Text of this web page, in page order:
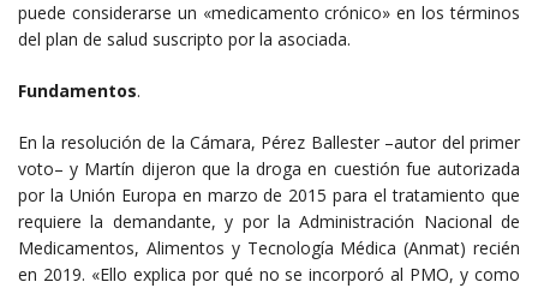
puede considerarse un «medicamento crónico» en los términos
del plan de salud suscripto por la asociada.
Fundamentos.
En la resolución de la Cámara, Pérez Ballester –autor del primer
voto– y Martín dijeron que la droga en cuestión fue autorizada
por la Unión Europa en marzo de 2015 para el tratamiento que
requiere la demandante, y por la Administración Nacional de
Medicamentos, Alimentos y Tecnología Médica (Anmat) recién
en 2019. «Ello explica por qué no se incorporó al PMO, y como